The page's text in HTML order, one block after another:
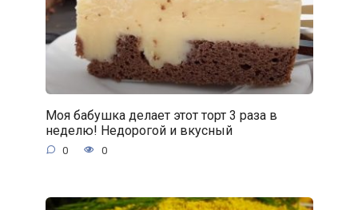
Моя бабушка делает этот торт 3 раза в
неделю! Недорогой и вкусный
0 0